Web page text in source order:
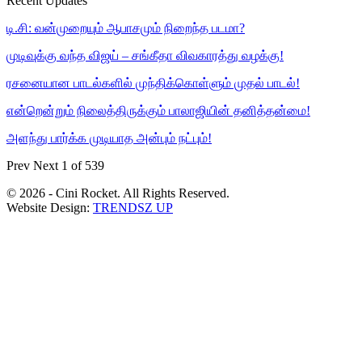
டி.சி: வன்முறையும் ஆபாசமும் நிறைந்த படமா?
முடிவுக்கு வந்த விஜய் – சங்கீதா விவகாரத்து வழக்கு!
ரசனையான பாடல்களில் முந்திக்கொள்ளும் முதல் பாடல்!
என்றென்றும் நிலைத்திருக்கும் பாலாஜியின் தனித்தன்மை!
அளந்து பார்க்க முடியாத அன்பும் நட்பும்!
Prev Next 1 of 539
© 2026 - Cini Rocket. All Rights Reserved.
Website Design: TRENDSZ UP